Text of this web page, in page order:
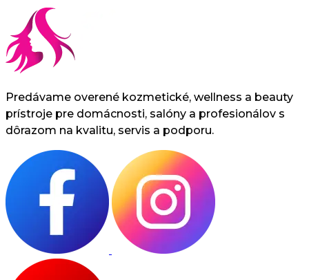
Predávame overené kozmetické, wellness a beauty
prístroje pre domácnosti, salóny a profesionálov s
dôrazom na kvalitu, servis a podporu.